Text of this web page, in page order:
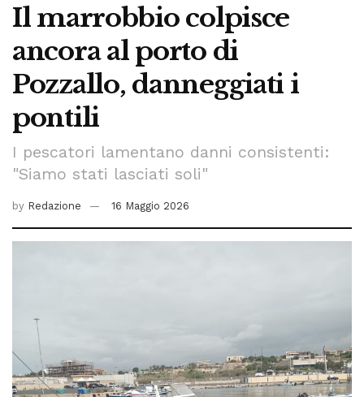
Il marrobbio colpisce
ancora al porto di
Pozzallo, danneggiati i
pontili
I pescatori lamentano danni consistenti:
"Siamo stati lasciati soli"
by Redazione 16 Maggio 2026